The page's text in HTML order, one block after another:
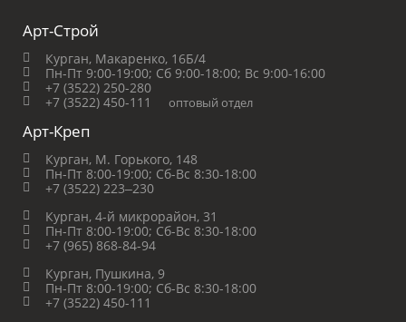
Арт-Строй
Курган, Макаренко, 16Б/4
Пн-Пт 9:00-19:00; Сб 9:00-18:00; Вс 9:00-16:00
+7 (3522) 250-280
+7 (3522) 450-111
оптовый отдел
Арт-Креп
Курган, М. Горького, 148
Пн-Пт 8:00-19:00; Сб-Вс 8:30-18:00
+7 (3522) 223‒230
Курган, 4-й микрорайон, 31
Пн-Пт 8:00-19:00; Сб-Вс 8:30-18:00
+7 (965) 868-84-94
Курган, Пушкина, 9
Пн-Пт 8:00-19:00; Сб-Вс 8:30-18:00
+7 (3522) 450-111